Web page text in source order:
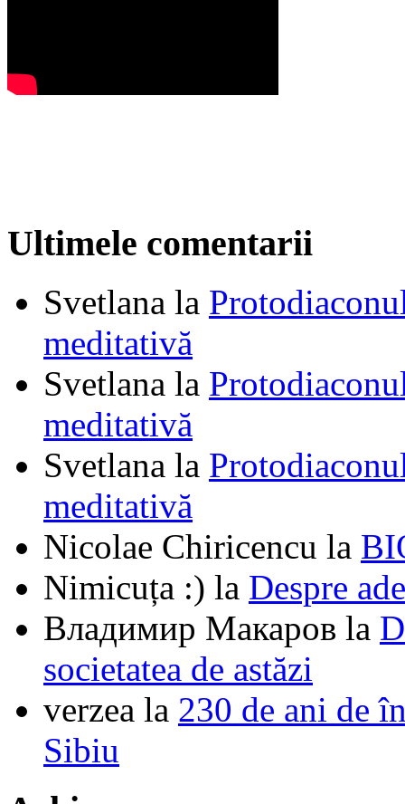
Ultimele comentarii
Svetlana la
meditativă
Svetlana la
meditativă
Svetlana la
meditativă
Nicolae Chiricencu la
Nimicuța :) la Despre
Владимир Макаров la
societatea de astăzi
verzea la 230 de ani de
Sibiu